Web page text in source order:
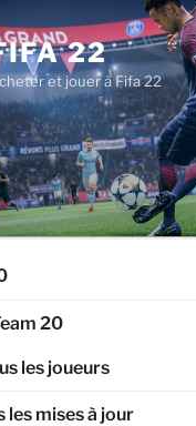
22
et jouer à Fifa 22
20
les joueurs
les mises à jour